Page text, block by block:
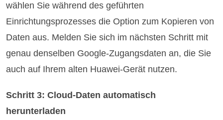
wählen Sie während des geführten
Einrichtungsprozesses die Option zum Kopieren von
Daten aus. Melden Sie sich im nächsten Schritt mit
genau denselben Google-Zugangsdaten an, die Sie
auch auf Ihrem alten Huawei-Gerät nutzen.
Schritt 3: Cloud-Daten automatisch
herunterladen